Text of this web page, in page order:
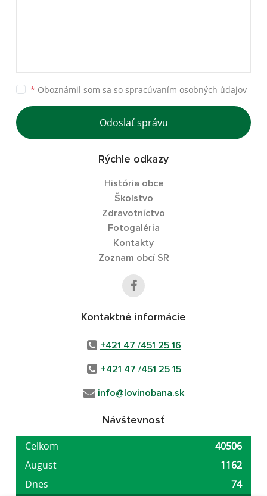
* Oboznámil som sa so spracúvaním osobných údajov
Odoslať správu
Rýchle odkazy
História obce
Školstvo
Zdravotníctvo
Fotogaléria
Kontakty
Zoznam obcí SR
Kontaktné informácie
+421 47 /451 25 16
+421 47 /451 25 15
info@lovinobana.sk
Návštevnosť